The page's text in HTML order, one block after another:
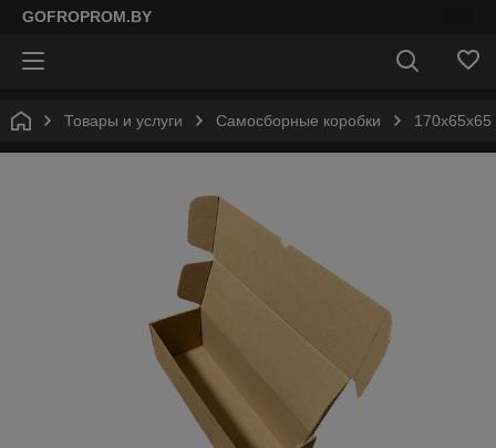
GOFROPROM.BY
Товары и услуги Самосборные коробки